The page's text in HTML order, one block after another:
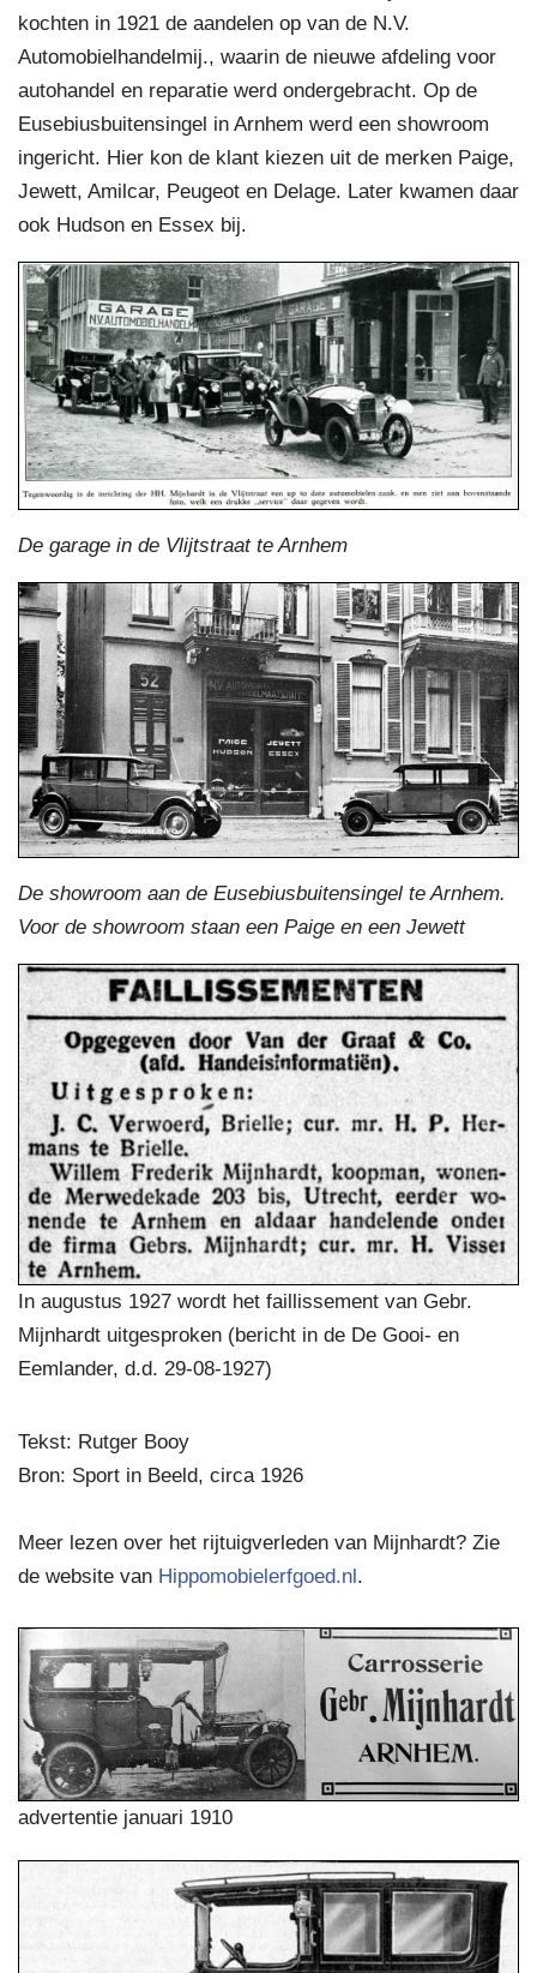
kochten in 1921 de aandelen op van de N.V.
Automobielhandelmij., waarin de nieuwe afdeling voor
autohandel en reparatie werd ondergebracht. Op de
Eusebiusbuitensingel in Arnhem werd een showroom
ingericht. Hier kon de klant kiezen uit de merken Paige,
Jewett, Amilcar, Peugeot en Delage. Later kwamen daar
ook Hudson en Essex bij.
De garage in de Vlijtstraat te Arnhem
De showroom aan de Eusebiusbuitensingel te Arnhem.
Voor de showroom staan een Paige en een Jewett
In augustus 1927 wordt het faillissement van Gebr.
Mijnhardt uitgesproken (bericht in de De Gooi- en
Eemlander, d.d. 29-08-1927)
Tekst: Rutger Booy
Bron: Sport in Beeld, circa 1926
Meer lezen over het rijtuigverleden van Mijnhardt? Zie
de website van Hippomobielerfgoed.nl .
advertentie januari 1910